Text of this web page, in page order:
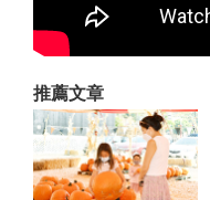
推薦文章